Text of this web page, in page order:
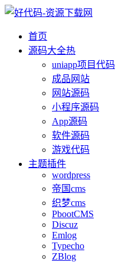
首页
源码大全热
uniapp项目代码
成品网站
网站源码
小程序源码
App源码
软件源码
游戏代码
主题插件
wordpress
帝国cms
织梦cms
PbootCMS
Discuz
Emlog
Typecho
ZBlog